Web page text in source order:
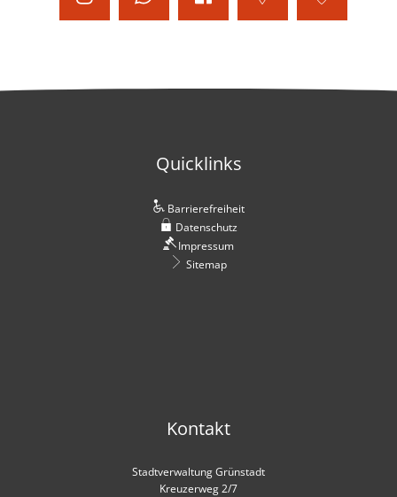
Quicklinks
Barrierefreiheit
Datenschutz
Impressum
Sitemap
Kontakt
Stadtverwaltung Grünstadt
Kreuzerweg 2/7